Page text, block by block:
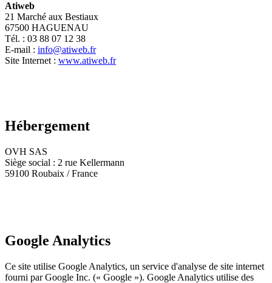
Atiweb
21 Marché aux Bestiaux
67500 HAGUENAU
Tél. : 03 88 07 12 38
E-mail : info@atiweb.fr
Site Internet : www.atiweb.fr
Hébergement
OVH SAS
Siège social : 2 rue Kellermann
59100 Roubaix / France
Google Analytics
Ce site utilise Google Analytics, un service d'analyse de site internet
fourni par Google Inc. (« Google »). Google Analytics utilise des